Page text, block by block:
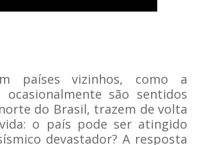
países vizinhos, como a
ocasionalmente são sentidos
do Brasil, trazem de volta
o país pode ser atingido
devastador? A resposta